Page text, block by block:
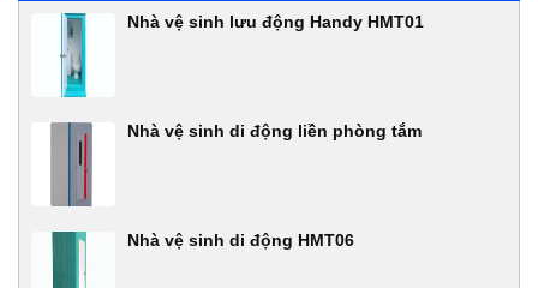
Nhà vệ sinh lưu động Handy HMT01
Nhà vệ sinh di động liền phòng tắm
Nhà vệ sinh di động HMT06